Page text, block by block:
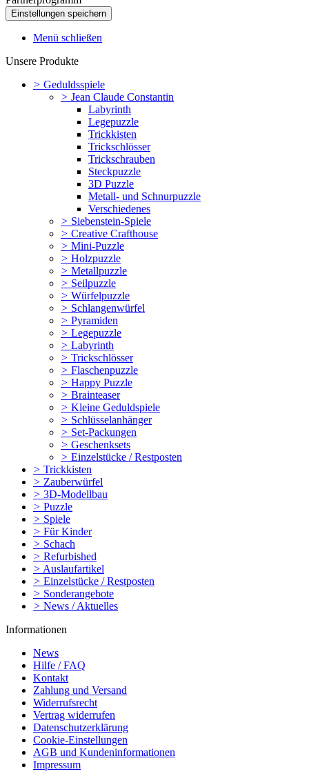
Menü schließen
Unsere Produkte
> Geduldsspiele
> Jean Claude Constantin
Labyrinth
Legepuzzle
Trickkisten
Trickschlösser
Trickschrauben
Steckpuzzle
3D Puzzle
Metall- und Schnurpuzzle
Verschiedenes
> Siebenstein-Spiele
> Creative Crafthouse
> Mini-Puzzle
> Holzpuzzle
> Metallpuzzle
> Seilpuzzle
> Würfelpuzzle
> Schlangenwürfel
> Pyramiden
> Legepuzzle
> Labyrinth
> Trickschlösser
> Flaschenpuzzle
> Happy Puzzle
> Brainteaser
> Kleine Geduldspiele
> Schlüsselanhänger
> Set-Packungen
> Geschenksets
> Einzelstücke / Restposten
> Trickkisten
> Zauberwürfel
> 3D-Modellbau
> Puzzle
> Spiele
> Für Kinder
> Schach
> Refurbished
> Auslaufartikel
> Einzelstücke / Restposten
> Sonderangebote
> News / Aktuelles
Informationen
News
Hilfe / FAQ
Kontakt
Zahlung und Versand
Widerrufsrecht
Vertrag widerrufen
Datenschutzerklärung
Cookie-Einstellungen
AGB und Kundeninformationen
Impressum